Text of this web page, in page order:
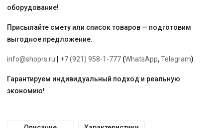
оборудование!
Присылайте смету или список товаров — подготовим
выгодное предложение.
info@shoprs.ru +7 (921) 958-1-777 (WhatsApp,Telegram)
Гарантируем индивидуальный подход и реальную
экономию!